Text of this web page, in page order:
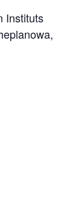
Instituts